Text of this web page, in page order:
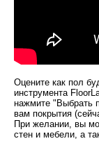
Оцените как пол
инструмента
нажмите "Выбрать
вам покрытия
При желании, вы
стен и мебели, а